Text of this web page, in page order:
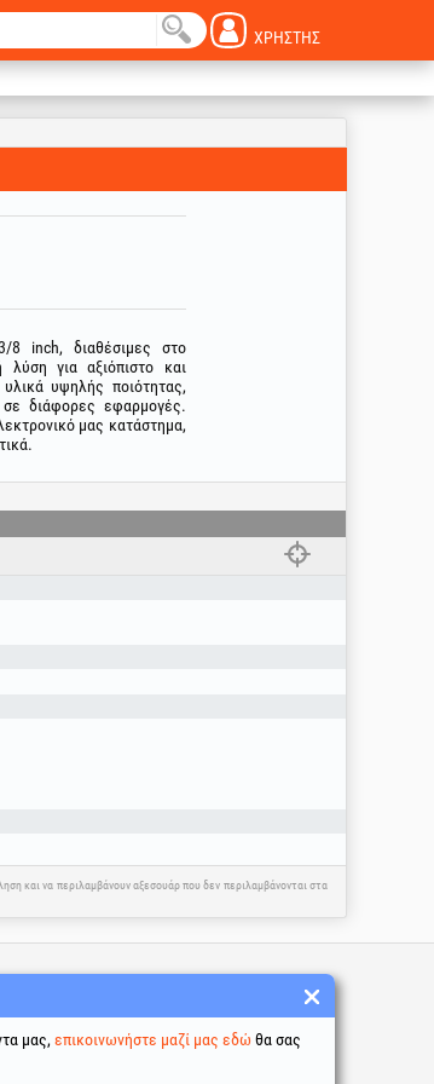
ΧΡΉΣΤΗΣ
8 inch, διαθέσιμες στο
για αξιόπιστο και
υψηλής ποιότητας,
σε διάφορες εφαρμογές.
μας κατάστημα,
και να περιλαμβάνουν αξεσουάρ που δεν περιλαμβάνονται στα
μας, επικοινωνήστε μαζί μας εδώ θα σας